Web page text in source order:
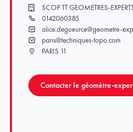
CabinetSCOP TT GEOMETRES-
Téléphone
0142060385
Emailalice.degueurce@geometre-
Emailparis@techniques-topo.com
Ville
PARIS 11
Contacter le géomètre-